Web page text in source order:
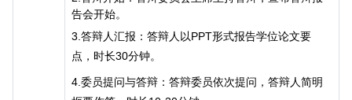
告会开始。
3. 答辩人汇报：答辩人以PPT形式报告学位论文要
点，时长30分钟。
4. 委员提问与答辩：答辩委员依次提问，答辩人简明